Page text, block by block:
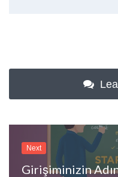
Next
Girişiminizin